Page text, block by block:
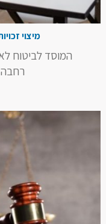
מיצוי
המוסד לביטוח